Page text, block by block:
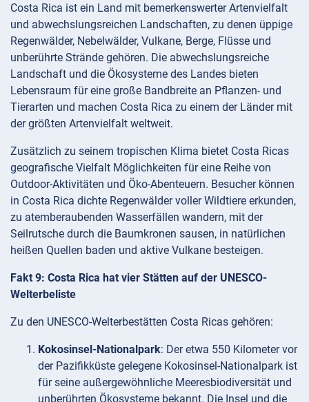
Costa Rica ist ein Land mit bemerkenswerter Artenvielfalt
und abwechslungsreichen Landschaften, zu denen üppige
Regenwälder, Nebelwälder, Vulkane, Berge, Flüsse und
unberührte Strände gehören. Die abwechslungsreiche
Landschaft und die Ökosysteme des Landes bieten
Lebensraum für eine große Bandbreite an Pflanzen- und
Tierarten und machen Costa Rica zu einem der Länder mit
der größten Artenvielfalt weltweit.
Zusätzlich zu seinem tropischen Klima bietet Costa Ricas
geografische Vielfalt Möglichkeiten für eine Reihe von
Outdoor-Aktivitäten und Öko-Abenteuern. Besucher können
in Costa Rica dichte Regenwälder voller Wildtiere erkunden,
zu atemberaubenden Wasserfällen wandern, mit der
Seilrutsche durch die Baumkronen sausen, in natürlichen
heißen Quellen baden und aktive Vulkane besteigen.
Fakt 9: Costa Rica hat vier Stätten auf der UNESCO-
Welterbeliste
Zu den UNESCO-Welterbestätten Costa Ricas gehören:
Kokosinsel-Nationalpark: Der etwa 550 Kilometer vor
der Pazifikküste gelegene Kokosinsel-Nationalpark ist
für seine außergewöhnliche Meeresbiodiversität und
unberührten Ökosysteme bekannt. Die Insel und die